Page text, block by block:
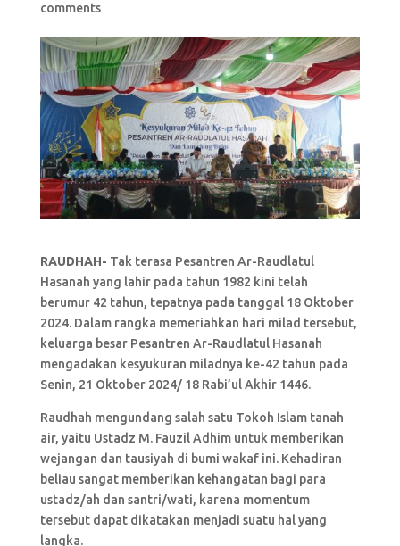
comments
RAUDHAH- Tak terasa Pesantren Ar-Raudlatul
Hasanah yang lahir pada tahun 1982 kini telah
berumur 42 tahun, tepatnya pada tanggal 18 Oktober
2024. Dalam rangka memeriahkan hari milad tersebut,
keluarga besar Pesantren Ar-Raudlatul Hasanah
mengadakan kesyukuran miladnya ke-42 tahun pada
Senin, 21 Oktober 2024/ 18 Rabi’ul Akhir 1446.
Raudhah mengundang salah satu Tokoh Islam tanah
air, yaitu Ustadz M. Fauzil Adhim untuk memberikan
wejangan dan tausiyah di bumi wakaf ini. Kehadiran
beliau sangat memberikan kehangatan bagi para
ustadz/ah dan santri/wati, karena momentum
tersebut dapat dikatakan menjadi suatu hal yang
langka.